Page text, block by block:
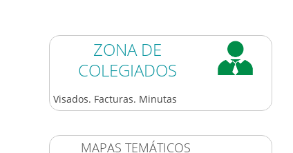
FOTOGRAFÍA DE
23/07/2026. Activatie convoca la V
ZONA DE
COLEGIADOS
Visados. Facturas. Minutas
MAPAS TEMÁTICOS